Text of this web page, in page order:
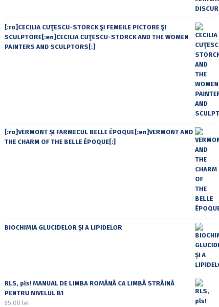
[:ro]CECILIA CUŢESCU-STORCK ŞI FEMEILE PICTORE ŞI
SCULPTORE[:en]CECILIA CUŢESCU-STORCK AND THE WOMEN
PAINTERS AND SCULPTORS[:]
[:ro]VERMONT ȘI FARMECUL BELLE ÉPOQUE[:en]VERMONT AND
THE CHARM OF THE BELLE ÉPOQUE[:]
BIOCHIMIA GLUCIDELOR ȘI A LIPIDELOR
RLS, pls! MANUAL DE LIMBA ROMÂNĂ CA LIMBĂ STRĂINĂ
PENTRU NIVELUL B1
65,00 lei